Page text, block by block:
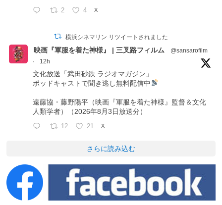
2 4 X
横浜シネマリン リツイートされました
映画『軍服を着た神様』 | 三叉路フィルム
@sansarofilm
·
12h
文化放送「武田砂鉄 ラジオマガジン」
ポッドキャストで聞き逃し無料配信中
遠藤協・藤野陽平（映画『軍服を着た神様』監督＆文化
人類学者）（2026年8月3日放送分）
12 21 X
さらに読み込む